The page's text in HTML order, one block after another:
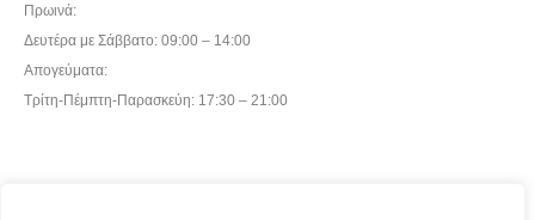
Πρωινά:
Δευτέρα με Σάββατο: 09:00 – 14:00
Απογεύματα:
Τρίτη-Πέμπτη-Παρασκεύη: 17:30 – 21:00